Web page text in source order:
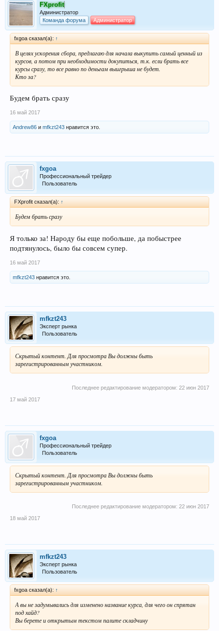
FXprofit
Администратор
Команда форума
Администратор
fxgoa сказал(а): ↑
В целях ускорения сбора, предлагаю для начала выкупить самый ценный из
курсов, а потом при необходимости докупиться, т.к. если брать все
курсы сразу, то все равно по деньгам выигрыша не будет.
Кто за?
Будем брать сразу
16 май 2017
Andrew86 и mfkzt243 нравится это.
fxgoa
Профессиональный трейдер
Пользователь
FXprofit сказал(а): ↑
Будем брать сразу
Я только за! Народу бы еще побольше, да побыстрее
подтянулось, было бы совсем супер.
16 май 2017
mfkzt243 нравится это.
mfkzt243
Эксперт рынка
Пользователь
Скрытый контент. Для просмотра Вы должны быть
зарегистрированным участником.
Последнее редактирование модератором: 22 июн 2017
17 май 2017
fxgoa
Профессиональный трейдер
Пользователь
Скрытый контент. Для просмотра Вы должны быть
зарегистрированным участником.
Последнее редактирование модератором: 22 июн 2017
18 май 2017
mfkzt243
Эксперт рынка
Пользователь
fxgoa сказал(а): ↑
А вы не задумывались для изменено название курса, для чего он спрятан
под хайд?
Вы берете и открытым текстом палите складчину